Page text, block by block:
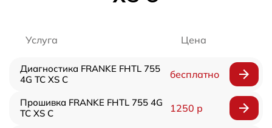
Услуга Цена
Диагностика FRANKE FHTL 755
4G TC XS C
бесплатно
Прошивка FRANKE FHTL 755 4G
TC XS C
1250 р